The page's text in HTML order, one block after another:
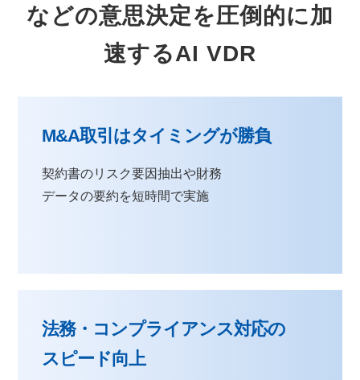
などの意思決定を圧倒的に加
速するAI VDR
M&A取引はタイミングが勝負
契約書のリスク要因抽出や財務
データの要約を短時間で実施
法務・コンプライアンス対応の
スピード向上